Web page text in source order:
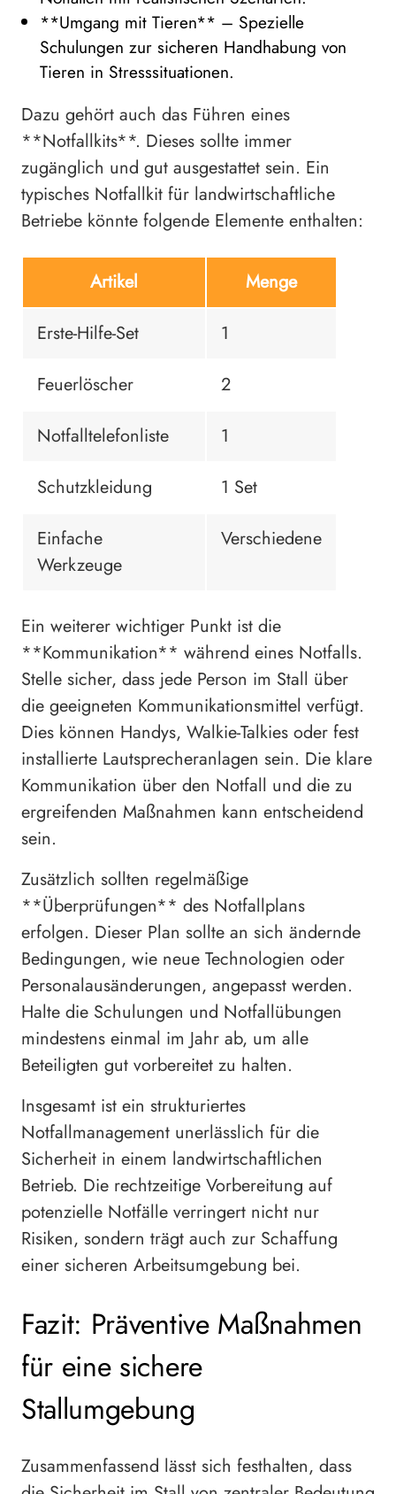
**Umgang mit Tieren** – Spezielle
Schulungen zur sicheren Handhabung von
Tieren in Stresssituationen.
Dazu gehört auch das Führen eines
**Notfallkits**. Dieses sollte immer
zugänglich und gut ausgestattet sein. Ein
typisches Notfallkit für landwirtschaftliche
Betriebe könnte folgende Elemente enthalten:
Artikel
Menge
Erste-Hilfe-Set
1
Feuerlöscher
2
Notfalltelefonliste
1
Schutzkleidung
1 Set
Einfache
Werkzeuge
Verschiedene
Ein weiterer wichtiger Punkt ist die
**Kommunikation** während eines Notfalls.
Stelle sicher, dass jede Person im Stall über
die geeigneten Kommunikationsmittel verfügt.
Dies können Handys, Walkie-Talkies oder fest
installierte Lautsprecheranlagen sein. Die klare
Kommunikation über den Notfall und die zu
ergreifenden Maßnahmen kann entscheidend
sein.
Zusätzlich sollten regelmäßige
**Überprüfungen** des Notfallplans
erfolgen. Dieser Plan sollte an sich ändernde
Bedingungen, wie neue Technologien oder
Personalausänderungen, angepasst werden.
Halte die Schulungen und Notfallübungen
mindestens einmal im Jahr ab, um alle
Beteiligten gut vorbereitet zu halten.
Insgesamt ist ein strukturiertes
Notfallmanagement unerlässlich für die
Sicherheit in einem landwirtschaftlichen
Betrieb. Die rechtzeitige Vorbereitung auf
potenzielle Notfälle verringert nicht nur
Risiken, sondern trägt auch zur Schaffung
einer sicheren Arbeitsumgebung bei.
Fazit: Präventive Maßnahmen
für eine sichere
Stallumgebung
Zusammenfassend lässt sich festhalten, dass